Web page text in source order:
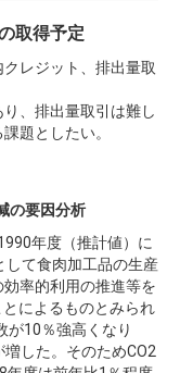
取得予定
レジット、排出量取
、排出量取引は難し
題としたい。
の要因分析
年度（推計値）に
して食肉加工品の生産
率的利用の推進等を
によるものとみられ
が10％強高くなり
した。そのためCO2